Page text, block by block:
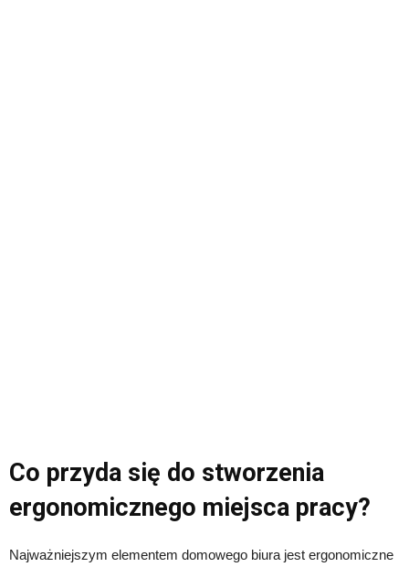
Co przyda się do stworzenia
ergonomicznego miejsca pracy?
Najważniejszym elementem domowego biura jest ergonomiczne